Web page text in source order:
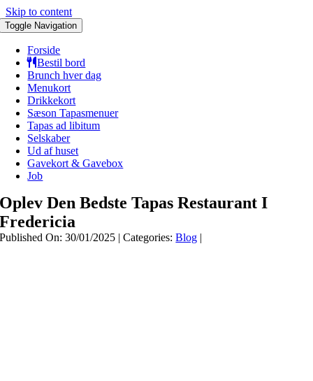
Skip to content
Toggle Navigation
Forside
Bestil bord
Brunch hver dag
Menukort
Drikkekort
Sæson Tapasmenuer
Tapas ad libitum
Selskaber
Ud af huset
Gavekort & Gavebox
Job
Oplev Den Bedste Tapas Restaurant I
Fredericia
Published On: 30/01/2025 |Categories:Blog |